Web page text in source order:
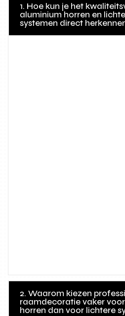
1. Hoe kun je het
aluminium horren en
systemen direct
2. Waarom kiezen
raamdecoratie vaker
horren dan voor lichtere